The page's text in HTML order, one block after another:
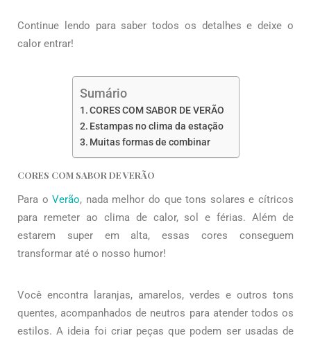
Continue lendo para saber todos os detalhes e deixe o
calor entrar!
Sumário
CORES COM SABOR DE VERÃO
Estampas no clima da estação
Muitas formas de combinar
CORES COM SABOR DE VERÃO
Para oVerão, nada melhor do que tons solares e cítricos
para remeter ao clima de calor, sol e férias. Além de
estarem super em alta, essas cores conseguem
transformar até o nosso humor!
Você encontra laranjas, amarelos, verdes e outros tons
quentes, acompanhados de neutros para atender todos os
estilos. A ideia foi criar peças que podem ser usadas de